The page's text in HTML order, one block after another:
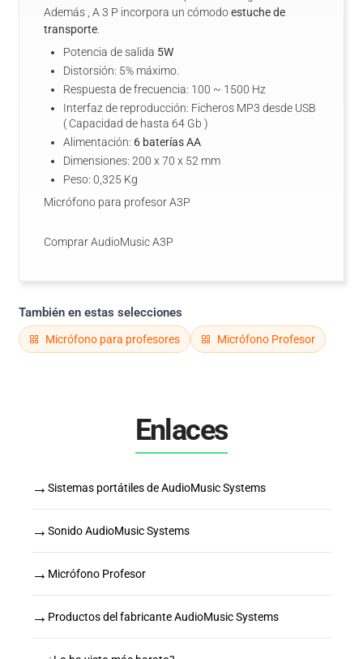
Además , A 3 P incorpora un cómodoestuche de
transporte
Potencia de salida 5W
Distorsión: 5% máximo.
Respuesta de frecuencia: 100 ~ 1500 Hz
Interfaz de reproducción: Ficheros MP3 desde USB
( Capacidad de hasta 64 Gb )
Alimentación: 6 baterías AA
Dimensiones: 200 x 70 x 52 mm
Peso: 0,325 Kg
Micrófono para profesor A3P
Comprar AudioMusic A3P
También en estas selecciones
Micrófono para profesores Micrófono Profesor
Enlaces
→ Sistemas portátiles de AudioMusic Systems
→ Sonido AudioMusic Systems
→ Micrófono Profesor
→ Productos del fabricante AudioMusic Systems